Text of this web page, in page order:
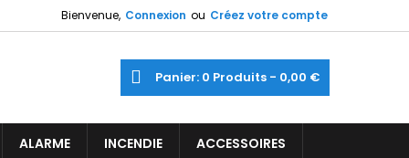
Bienvenue, Connexion ou Créez votre compte
Panier 0 Produits - 0,00 €
ALARME INCENDIE ACCESSOIRES